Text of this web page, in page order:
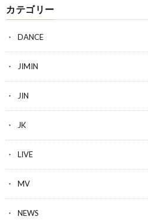
カテゴリー
DANCE
JIMIN
JIN
JK
LIVE
MV
NEWS